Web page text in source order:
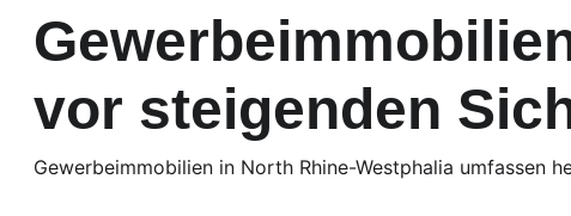
vor steigenden
Gewerbeimmobilien in North Rhine-Westphalia umfassen